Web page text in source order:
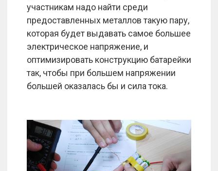
участникам надо найти среди
предоставленных металлов такую пару,
которая будет выдавать самое большее
электрическое напряжение, и
оптимизировать конструкцию батарейки
так, чтобы при большем напряжении
большей оказалась бы и сила тока.